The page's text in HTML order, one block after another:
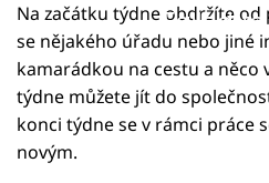
Failed
Na začátku týdne obdržíte
se nějakého úřadu nebo jiné
kamarádkou na cestu a něco
týdne můžete jít do
konci týdne se v rámci práce
novým.